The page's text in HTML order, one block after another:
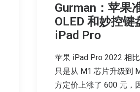
Gurman：苹果
OLED 和妙控键
iPad Pro
苹果 iPad Pro 2022 相
只是从 M1 芯片升级到
方定价上涨了 600 元，